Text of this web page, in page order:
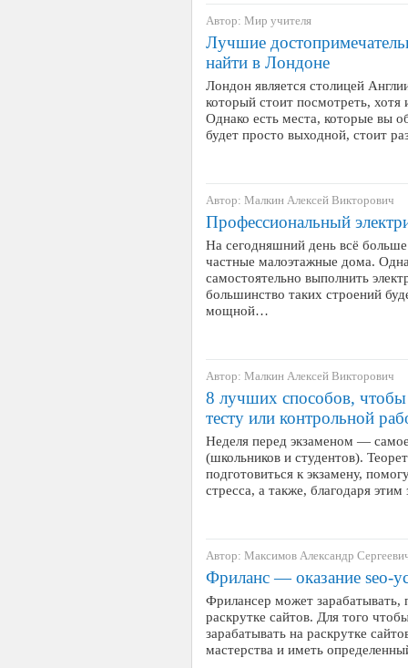
Автор: Мир учителя
Лучшие
найти в Лондоне
Лондон является столицей
который стоит посмотреть,
Однако есть места, которые вы
будет просто выходной, стоит
Автор: Малкин Алексей Викторович
Профессиональный
На сегодняшний день всё
частные малоэтажные дома.
самостоятельно выполнить
большинство таких строений
мощной…
Автор: Малкин Алексей Викторович
8 лучших способов, чтобы
тесту или контрольной
Неделя перед экзаменом —
(школьников и студентов).
подготовиться к экзамену,
стресса, а также, благодаря
Автор: Максимов Александр
Фриланс — оказание seo-
Фрилансер может зарабатывать,
раскрутке сайтов. Для того
зарабатывать на раскрутке
мастерства и иметь